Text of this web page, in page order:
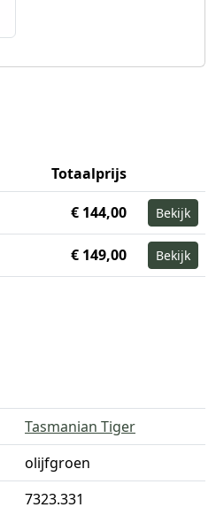
Totaalprijs
€ 144,00 Bekijk
€ 149,00 Bekijk
Tasmanian Tiger
olijfgroen
7323.331